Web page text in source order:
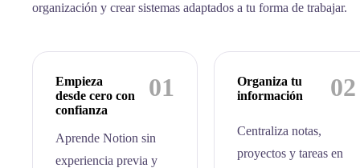
organización y crear sistemas adaptados a tu forma de trabajar.
01
Empieza
desde cero con
confianza
Aprende Notion sin
experiencia previa y
02
Organiza tu
información
Centraliza notas,
proyectos y tareas en